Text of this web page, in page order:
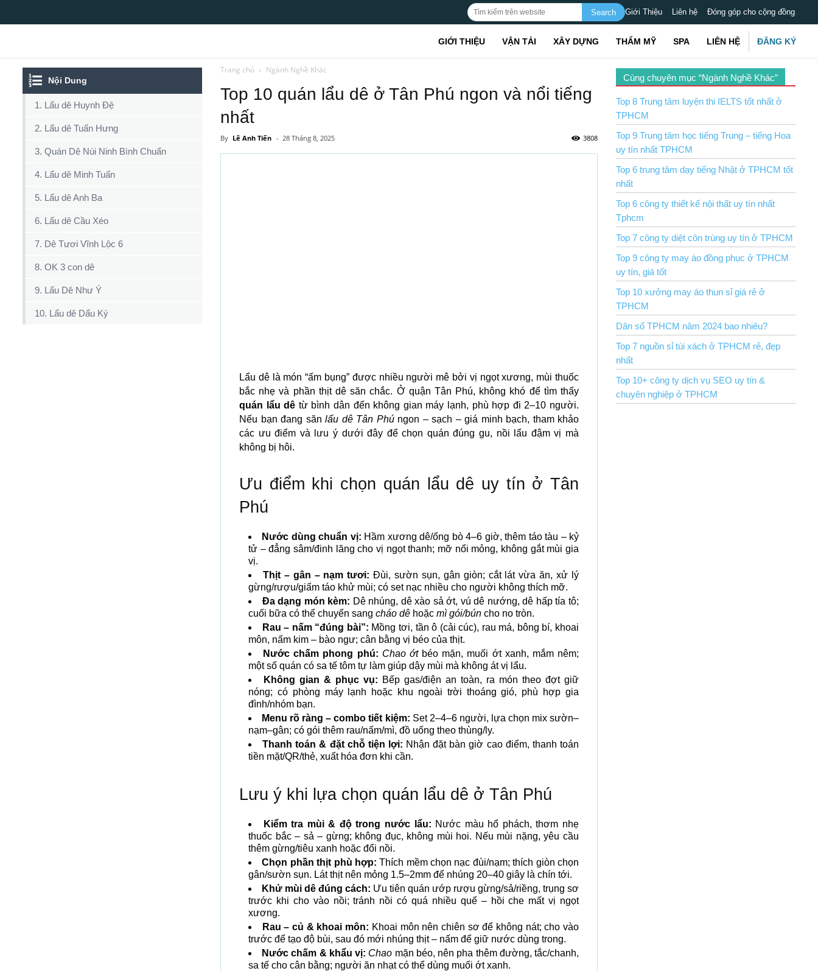
Giới Thiệu Liên hệ Đóng góp cho cộng đồng
GIỚI THIỆU VẬN TẢI XÂY DỰNG THẨM MỸ SPA LIÊN HỆ ĐĂNG KÝ
Nội Dung
1. Lẩu dê Huynh Đệ
2. Lẩu dê Tuấn Hưng
3. Quán Dê Núi Ninh Bình Chuẩn
4. Lẩu dê Minh Tuấn
5. Lẩu dê Anh Ba
6. Lẩu dê Cầu Xéo
7. Dê Tươi Vĩnh Lộc 6
8. OK 3 con dê
9. Lẩu Dê Như Ý
10. Lẩu dê Dẩu Ký
Trang chủ Ngành Nghề Khác
Top 10 quán lẩu dê ở Tân Phú ngon và nổi tiếng
nhất
By Lê Anh Tiến - 28 Tháng 8, 2025 3808
Lẩu dê là món “ấm bụng” được nhiều người mê bởi vị ngọt xương, mùi thuốc
bắc nhẹ và phần thịt dê săn chắc. Ở quận Tân Phú, không khó để tìm thấy
quán lẩu dê từ bình dân đến không gian máy lạnh, phù hợp đi 2–10 người.
Nếu bạn đang săn lẩu dê Tân Phúngon – sạch – giá minh bạch, tham khảo
các ưu điểm và lưu ý dưới đây để chọn quán đúng gu, nồi lẩu đậm vị mà
không bị hôi.
Ưu điểm khi chọn quán lẩu dê uy tín ở Tân
Phú
Nước dùng chuẩn vị: Hầm xương dê/ống bò 4–6 giờ, thêm táo tàu – kỷ
tử – đẳng sâm/đinh lăng cho vị ngọt thanh; mỡ nổi mỏng, không gắt mùi gia
vị.
Thịt – gân – nạm tươi: Đùi, sườn sụn, gân giòn; cắt lát vừa ăn, xử lý
gừng/rượu/giấm táo khử mùi; có set nạc nhiều cho người không thích mỡ.
Đa dạng món kèm: Dê nhúng, dê xào sả ớt, vú dê nướng, dê hấp tía tô;
cuối bữa có thể chuyển sang cháo dê hoặc mì gói/bún cho no tròn.
Rau – nấm “đúng bài”: Mồng tơi, tần ô (cải cúc), rau má, bông bí, khoai
môn, nấm kim – bào ngư; cân bằng vị béo của thịt.
Nước chấm phong phú: Chao ớtbéo mặn, muối ớt xanh, mắm nêm;
một số quán có sa tế tôm tự làm giúp dậy mùi mà không át vị lẩu.
Không gian & phục vụ: Bếp gas/điện an toàn, ra món theo đợt giữ
nóng; có phòng máy lạnh hoặc khu ngoài trời thoáng gió, phù hợp gia
đình/nhóm bạn.
Menu rõ ràng – combo tiết kiệm: Set 2–4–6 người, lựa chọn mix sườn–
nạm–gân; có gói thêm rau/nấm/mì, đồ uống theo thùng/ly.
Thanh toán & đặt chỗ tiện lợi: Nhận đặt bàn giờ cao điểm, thanh toán
tiền mặt/QR/thẻ, xuất hóa đơn khi cần.
Lưu ý khi lựa chọn quán lẩu dê ở Tân Phú
Kiểm tra mùi & độ trong nước lẩu: Nước màu hổ phách, thơm nhẹ
thuốc bắc – sả – gừng; không đục, không mùi hoi. Nếu mùi nặng, yêu cầu
thêm gừng/tiêu xanh hoặc đổi nồi.
Chọn phần thịt phù hợp: Thích mềm chọn nạc đùi/nạm; thích giòn chọn
gân/sườn sụn. Lát thịt nên mỏng 1.5–2mm để nhúng 20–40 giây là chín tới.
Khử mùi dê đúng cách: Ưu tiên quán ướp rượu gừng/sả/riềng, trụng sơ
trước khi cho vào nồi; tránh nồi có quá nhiều quế – hồi che mất vị ngọt
xương.
Rau – củ & khoai môn: Khoai môn nên chiên sơ để không nát; cho vào
trước để tạo độ bùi, sau đó mới nhúng thịt – nấm để giữ nước dùng trong.
Nước chấm & khẩu vị: Chao mặn béo, nên pha thêm đường, tắc/chanh,
sa tế cho cân bằng; người ăn nhạt có thể dùng muối ớt xanh.
Cùng chuyên mục “Ngành Nghề Khác”
Top 8 Trung tâm luyện thi IELTS tốt nhất ở
TPHCM
Top 9 Trung tâm học tiếng Trung – tiếng Hoa
uy tín nhất TPHCM
Top 6 trung tâm dạy tiếng Nhật ở TPHCM tốt
nhất
Top 6 công ty thiết kế nội thất uy tín nhất
Tphcm
Top 7 công ty diệt côn trùng uy tín ở TPHCM
Top 9 công ty may áo đồng phục ở TPHCM
uy tín, giá tốt
Top 10 xưởng may áo thun sỉ giá rẻ ở
TPHCM
Dân số TPHCM năm 2024 bao nhiêu?
Top 7 nguồn sỉ túi xách ở TPHCM rẻ, đẹp
nhất
Top 10+ công ty dịch vụ SEO uy tín &
chuyên nghiệp ở TPHCM